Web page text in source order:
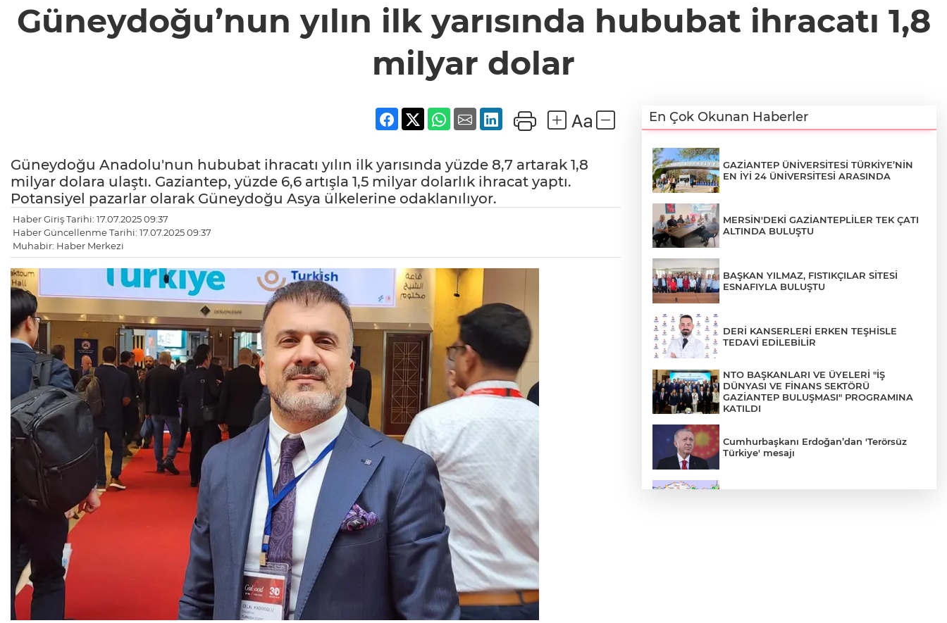
Güneydoğu’nun yılın ilk yarısında hububat ihracatı 1,8
milyar dolar
Güneydoğu Anadolu'nun hububat ihracatı yılın ilk yarısında yüzde 8,7 artarak 1,8
milyar dolara ulaştı. Gaziantep, yüzde 6,6 artışla 1,5 milyar dolarlık ihracat yaptı.
Potansiyel pazarlar olarak Güneydoğu Asya ülkelerine odaklanılıyor.
Haber Giriş Tarihi: 17.07.2025 09:37
Haber Güncellenme Tarihi: 17.07.2025 09:37
Muhabir: Haber Merkezi
En Çok Okunan Haberler
GAZİANTEP ÜNİVERSİTESİ TÜRKİYE’NİN
EN İYİ 24 ÜNİVERSİTESİ ARASINDA
MERSİN'DEKİ GAZİANTEPLİLER TEK ÇATI
ALTINDA BULUŞTU
BAŞKAN YILMAZ, FISTIKÇILAR SİTESİ
ESNAFIYLA BULUŞTU
DERİ KANSERLERİ ERKEN TEŞHİSLE
TEDAVİ EDİLEBİLİR
NTO BAŞKANLARI VE ÜYELERİ "İŞ
DÜNYASI VE FİNANS SEKTÖRÜ
GAZİANTEP BULUŞMASI" PROGRAMINA
KATILDI
Cumhurbaşkanı Erdoğan’dan 'Terörsüz
Türkiye' mesajı